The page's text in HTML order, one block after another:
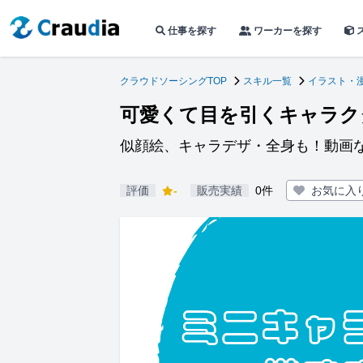
仕事を探す ワーカーを探す
クラウドソーシングTOP スキル一覧 イラスト・
可愛くて目を引くキャラ
似顔絵、キャラデザ・全身も！動画
評価 - 販売実績 0件 お気に入